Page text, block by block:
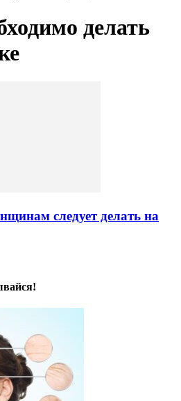
делать
следует делать на